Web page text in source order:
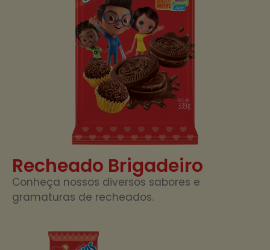
Recheado Brigadeiro
Conheça nossos diversos sabores e
gramaturas de recheados.